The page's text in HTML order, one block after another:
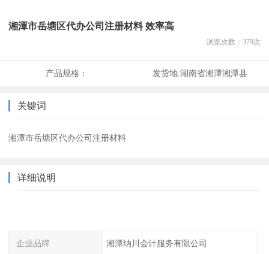
湘潭市岳塘区代办公司注册材料 效率高
浏览次数： 379次
产品规格： 发货地:湖南省湘潭湘潭县
关键词
湘潭市岳塘区代办公司注册材料
详细说明
企业品牌 湘潭纳川会计服务有限公司